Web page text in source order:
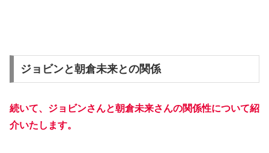
ジョビンと朝倉未来との関係
続いて、ジョビンさんと朝倉未来さんの関係性について紹
介いたします。